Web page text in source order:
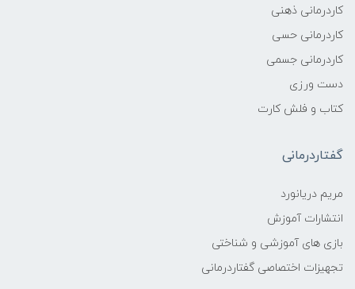
کاردرمانی ذهنی
کاردرمانی حسی
کاردرمانی جسمی
دست ورزی
کتاب و فلش کارت
گفتاردرمانی
مریم دریانورد
انتشارات آموزش
بازی های آموزشی و شناختی
تجهیزات اختصاصی گفتاردرمانی